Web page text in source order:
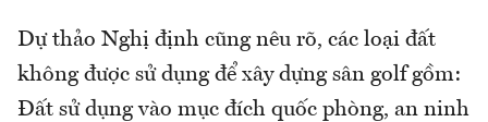
Dự thảo Nghị định cũng nêu rõ, các loại đất
không được sử dụng để xây dựng sân golf gồm:
Đất sử dụng vào mục đích quốc phòng, an ninh